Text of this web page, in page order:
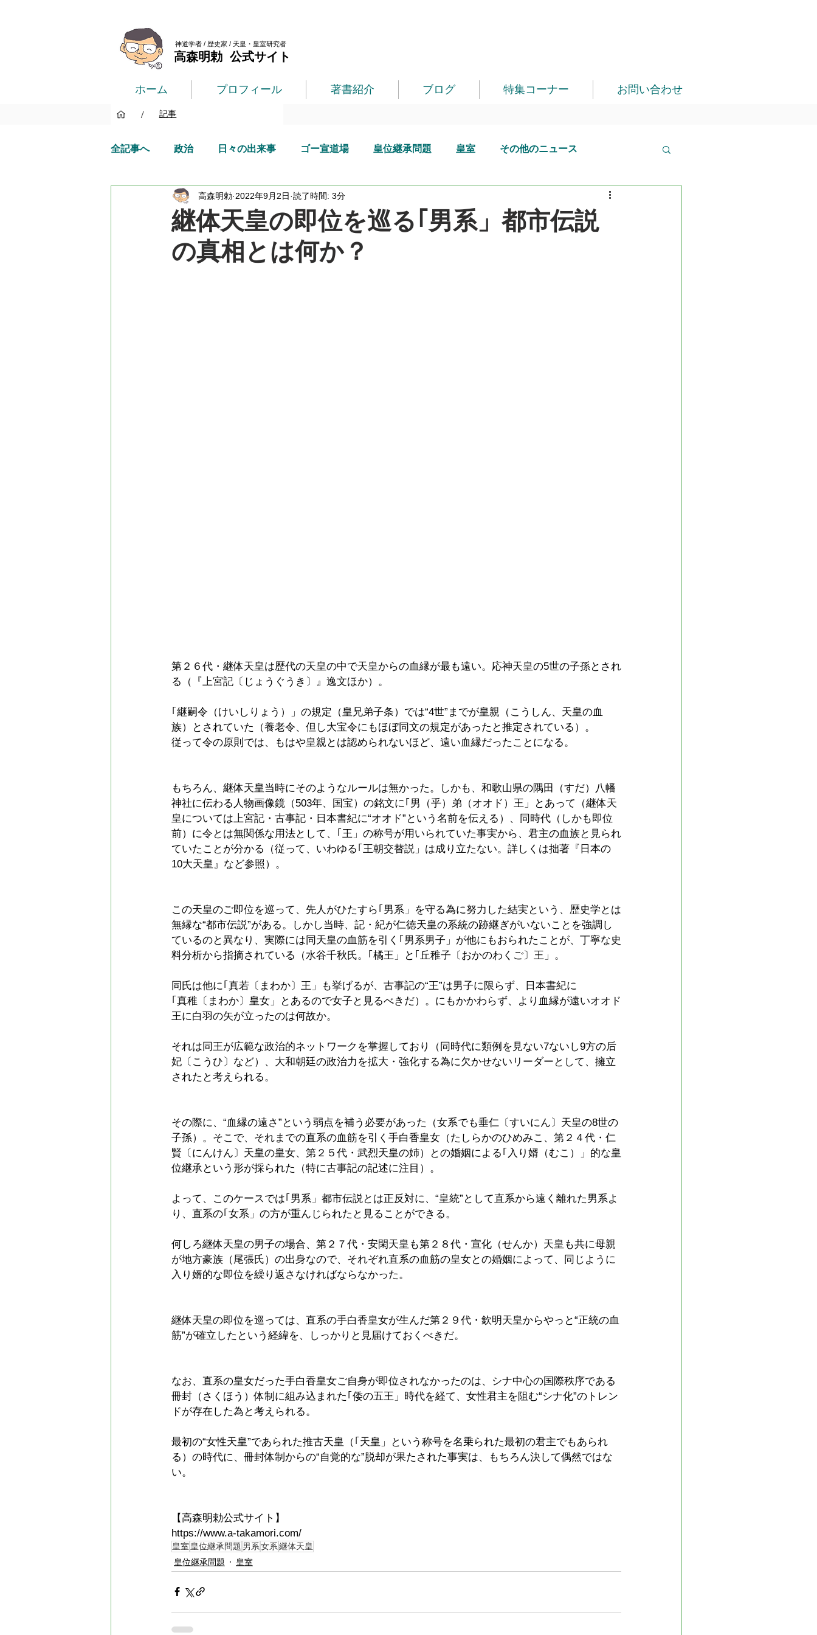
神道学者 / 歴史家 / 天皇・皇室研究者
高森明勅 公式サイト
ホーム プロフィール 著書紹介 ブログ 特集コーナー お問い合わせ
/ 記事
全記事へ 政治 日々の出来事 ゴー宣道場 皇位継承問題 皇室 その他のニュース
継体天皇の即位を巡る｢男系」都市伝説
の真相とは何か？
高森明勅 2022年9月2日 読了時間: 3分
第２６代・継体天皇は歴代の天皇の中で天皇からの血縁が最も遠い。応神天皇の5世の子孫とされ
る（『上宮記〔じょうぐうき〕』逸文ほか）。
｢継嗣令（けいしりょう）」の規定（皇兄弟子条）では“4世”までが皇親（こうしん、天皇の血
族）とされていた（養老令、但し大宝令にもほぼ同文の規定があったと推定されている）。
従って令の原則では、もはや皇親とは認められないほど、遠い血縁だったことになる。
もちろん、継体天皇当時にそのようなルールは無かった。しかも、和歌山県の隅田（すだ）八幡
神社に伝わる人物画像鏡（503年、国宝）の銘文に｢男（乎）弟（オオド）王」とあって（継体天
皇については上宮記・古事記・日本書紀に“オオド”という名前を伝える）、同時代（しかも即位
前）に令とは無関係な用法として、｢王」の称号が用いられていた事実から、君主の血族と見られ
ていたことが分かる（従って、いわゆる｢王朝交替説」は成り立たない。詳しくは拙著『日本の
10大天皇』など参照）。
この天皇のご即位を巡って、先人がひたすら｢男系」を守る為に努力した結実という、歴史学とは
無縁な“都市伝説”がある。しかし当時、記・紀が仁徳天皇の系統の跡継ぎがいないことを強調し
ているのと異なり、実際には同天皇の血筋を引く｢男系男子」が他にもおられたことが、丁寧な史
料分析から指摘されている（水谷千秋氏。｢橘王」と｢丘稚子〔おかのわくご〕王」。
同氏は他に｢真若〔まわか〕王」も挙げるが、古事記の“王”は男子に限らず、日本書紀に
｢真稚〔まわか〕皇女」とあるので女子と見るべきだ）。にもかかわらず、より血縁が遠いオオド
王に白羽の矢が立ったのは何故か。
それは同王が広範な政治的ネットワークを掌握しており（同時代に類例を見ない7ないし9方の后
妃〔こうひ〕など）、大和朝廷の政治力を拡大・強化する為に欠かせないリーダーとして、擁立
されたと考えられる。
その際に、“血縁の遠さ”という弱点を補う必要があった（女系でも垂仁〔すいにん〕天皇の8世の
子孫）。そこで、それまでの直系の血筋を引く手白香皇女（たしらかのひめみこ、第２４代・仁
賢〔にんけん〕天皇の皇女、第２５代・武烈天皇の姉）との婚姻による｢入り婿（むこ）」的な皇
位継承という形が採られた（特に古事記の記述に注目）。
よって、このケースでは｢男系」都市伝説とは正反対に、“皇統”として直系から遠く離れた男系よ
り、直系の｢女系」の方が重んじられたと見ることができる。
何しろ継体天皇の男子の場合、第２７代・安閑天皇も第２８代・宣化（せんか）天皇も共に母親
が地方豪族（尾張氏）の出身なので、それぞれ直系の血筋の皇女との婚姻によって、同じように
入り婿的な即位を繰り返さなければならなかった。
継体天皇の即位を巡っては、直系の手白香皇女が生んだ第２９代・欽明天皇からやっと“正統の血
筋”が確立したという経緯を、しっかりと見届けておくべきだ。
なお、直系の皇女だった手白香皇女ご自身が即位されなかったのは、シナ中心の国際秩序である
冊封（さくほう）体制に組み込まれた｢倭の五王」時代を経て、女性君主を阻む“シナ化”のトレン
ドが存在した為と考えられる。
最初の“女性天皇”であられた推古天皇（｢天皇」という称号を名乗られた最初の君主でもあられ
る）の時代に、冊封体制からの“自覚的な”脱却が果たされた事実は、もちろん決して偶然ではな
い。
【高森明勅公式サイト】
https://www.a-takamori.com/
皇室 皇位継承問題 男系女系継体天皇
皇位継承問題
皇室